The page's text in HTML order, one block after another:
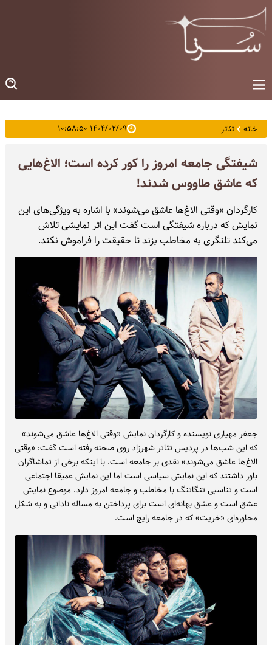
خانه تئاتر ۱۴۰۴/۰۲/۰۹ ۱۰:۵۸:۵۰
شیفتگی جامعه امروز را کور کرده است؛ الاغ‌هایی
که عاشق طاووس شدند!
کارگردان «وقتی الاغ‌ها عاشق می‌شوند» با اشاره به ویژگی‌های این
نمایش که درباره شیفتگی است گفت این اثر نمایشی تلاش
می‌کند تلنگری به مخاطب بزند تا حقیقت را فراموش نکند.
جعفر مهیاری نویسنده و کارگردان نمایش «وقتی الاغ‌ها عاشق می‌شوند»
که این شب‌ها در پردیس تئاتر شهرزاد روی صحنه رفته است گفت: «وقتی
الاغ‌ها عاشق می‌شوند» نقدی بر جامعه است. با اینکه برخی از تماشاگران
باور داشتند که این نمایش سیاسی است اما این نمایش عمیقا اجتماعی
است و تناسبی تنگاتنگ با مخاطب و جامعه امروز دارد. موضوع نمایش
عشق است و عشق بهانه‌ای است برای پرداختن به مساله نادانی و به شکل
محاوره‌ای «خریت» که در جامعه رایج است.